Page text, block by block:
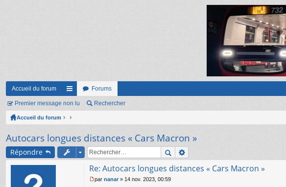
Accueil du forum
ac
co
ci
s
Forums
Premier message non lu Rechercher
Accueil du forum
Autocars longues distances « Cars Macron »
Répondre
Re: Autocars longues distances « Cars Macron »
par nanar » 14 nov. 2023, 00:59